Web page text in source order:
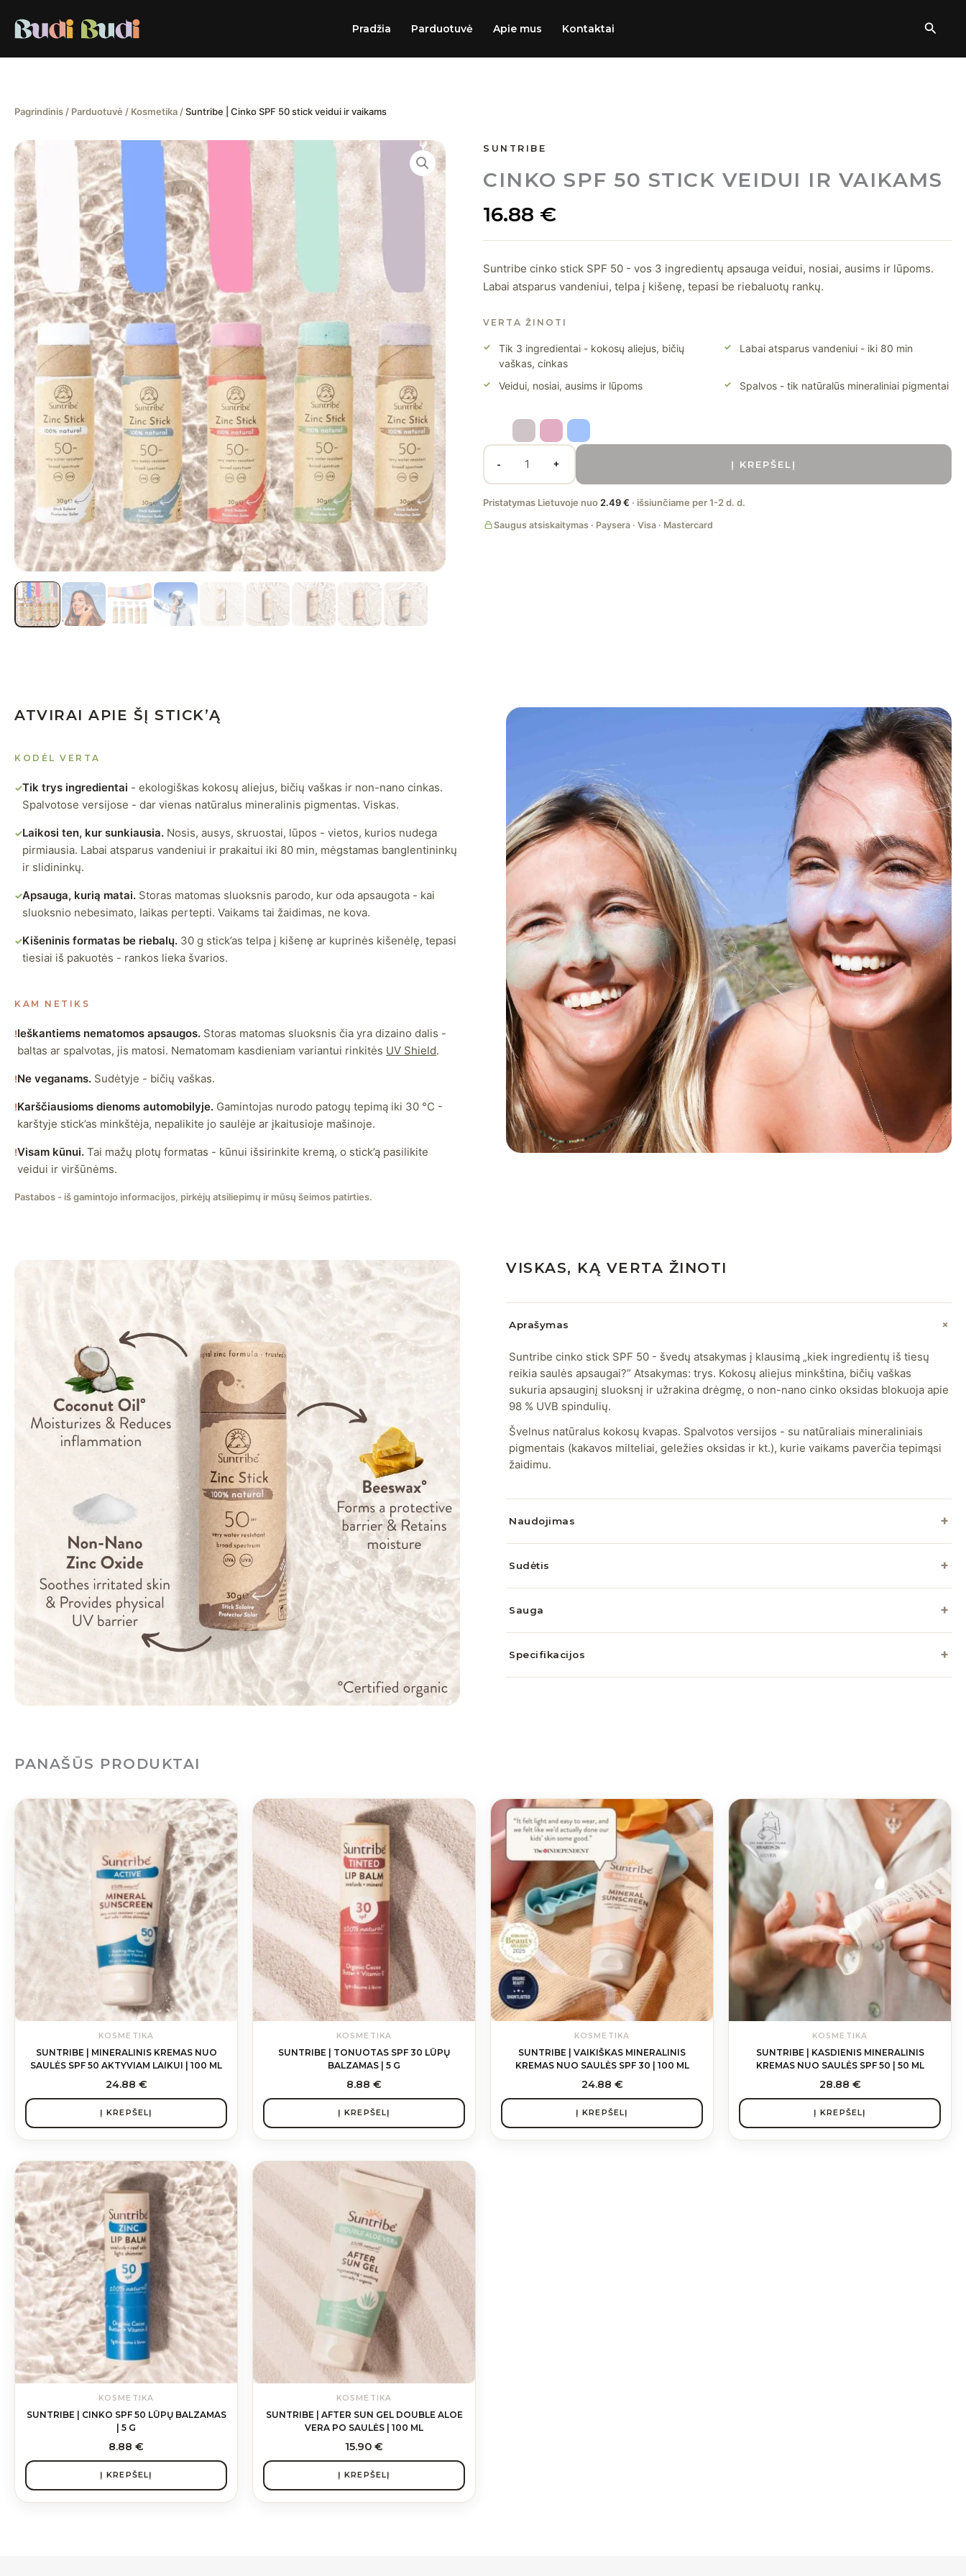
prie
turinio
Pradžia Parduotuvė Apie mus Kontaktai
Pagrindinis / Parduotuvė / Kosmetika /Suntribe | Cinko SPF 50 stick veidui ir vaikams
SUNTRIBE
CINKO SPF 50 STICK VEIDUI IR VAIKAMS
16.88 €
Suntribe cinko stick SPF 50 - vos 3 ingredientų apsauga veidui, nosiai, ausims ir lūpoms.
Labai atsparus vandeniui, telpa į kišenę, tepasi be riebaluotų rankų.
VERTA ŽINOTI
Tik 3 ingredientai - kokosų aliejus, bičių
vaškas, cinkas
Labai atsparus vandeniui - iki 80 min
Veidui, nosiai, ausims ir lūpoms Spalvos - tik natūralūs mineraliniai pigmentai
-
produkto
Suntribe
|
SPF
veidui
ir
vaikams
30
+ Į KREPŠELĮ
Pristatymas Lietuvoje nuo 2.49 € · išsiunčiame per 1-2 d. d.
Saugus atsiskaitymas · Paysera · Visa · Mastercard
ATVIRAI APIE ŠĮ STICK’Ą
KODĖL VERTA
✓Tik trys ingredientai - ekologiškas kokosų aliejus, bičių vaškas ir non-nano cinkas.
Spalvotose versijose - dar vienas natūralus mineralinis pigmentas. Viskas.
✓Laikosi ten, kur sunkiausia. Nosis, ausys, skruostai, lūpos - vietos, kurios nudega
pirmiausia. Labai atsparus vandeniui ir prakaitui iki 80 min, mėgstamas banglentininkų
ir slidininkų.
✓Apsauga, kurią matai. Storas matomas sluoksnis parodo, kur oda apsaugota - kai
sluoksnio nebesimato, laikas pertepti. Vaikams tai žaidimas, ne kova.
✓Kišeninis formatas be riebalų. 30 g stick’as telpa į kišenę ar kuprinės kišenėlę, tepasi
tiesiai iš pakuotės - rankos lieka švarios.
KAM NETIKS
!Ieškantiems nematomos apsaugos. Storas matomas sluoksnis čia yra dizaino dalis -
baltas ar spalvotas, jis matosi. Nematomam kasdieniam variantui rinkitės UV Shield.
!Ne veganams. Sudėtyje - bičių vaškas.
!Karščiausioms dienoms automobilyje. Gamintojas nurodo patogų tepimą iki 30 °C -
karštyje stick’as minkštėja, nepalikite jo saulėje ar įkaitusioje mašinoje.
!Visam kūnui. Tai mažų plotų formatas - kūnui išsirinkite kremą, o stick’ą pasilikite
veidui ir viršūnėms.
Pastabos - iš gamintojo informacijos, pirkėjų atsiliepimų ir mūsų šeimos patirties.
VISKAS, KĄ VERTA ŽINOTI
Aprašymas
Suntribe cinko stick SPF 50 - švedų atsakymas į klausimą „kiek ingredientų iš tiesų
reikia saulės apsaugai?” Atsakymas: trys. Kokosų aliejus minkština, bičių vaškas
sukuria apsauginį sluoksnį ir užrakina drėgmę, o non-nano cinko oksidas blokuoja apie
98 % UVB spindulių.
Švelnus natūralus kokosų kvapas. Spalvotos versijos - su natūraliais mineraliniais
pigmentais (kakavos milteliai, geležies oksidas ir kt.), kurie vaikams paverčia tepimąsi
žaidimu.
Naudojimas
Sudėtis
Sauga
Specifikacijos
PANAŠŪS PRODUKTAI
KOSMETIKA
SUNTRIBE | MINERALINIS KREMAS NUO
SAULĖS SPF 50 AKTYVIAM LAIKUI | 100 ML
24.88 €
Į KREPŠELĮ
KOSMETIKA
SUNTRIBE | TONUOTAS SPF 30 LŪPŲ
BALZAMAS | 5 G
8.88 €
Į KREPŠELĮ
KOSMETIKA
SUNTRIBE | VAIKIŠKAS MINERALINIS
KREMAS NUO SAULĖS SPF 30 | 100 ML
24.88 €
Į KREPŠELĮ
KOSMETIKA
SUNTRIBE | KASDIENIS MINERALINIS
KREMAS NUO SAULĖS SPF 50 | 50 ML
28.88 €
Į KREPŠELĮ
KOSMETIKA
SUNTRIBE | CINKO SPF 50 LŪPŲ BALZAMAS
| 5 G
8.88 €
Į KREPŠELĮ
KOSMETIKA
SUNTRIBE | AFTER SUN GEL DOUBLE ALOE
VERA PO SAULĖS | 100 ML
15.90 €
Į KREPŠELĮ